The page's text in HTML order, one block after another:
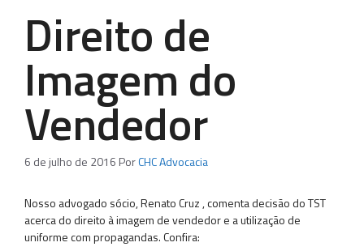
Direito de
Imagem do
Vendedor
6 de julho de 2016 PorCHC Advocacia
Nosso advogado sócio, Renato Cruz , comenta decisão do TST
acerca do direito à imagem de vendedor e a utilização de
uniforme com propagandas. Confira: